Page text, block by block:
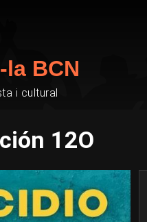
BCN
i cultural
12O